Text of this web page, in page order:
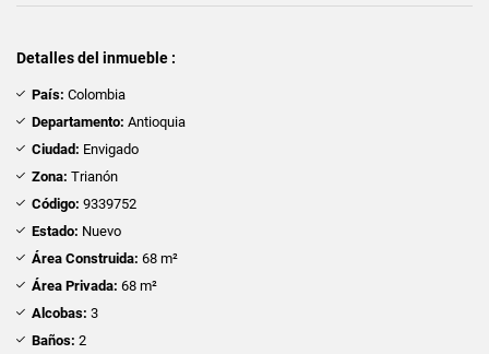
Detalles del inmueble :
País: Colombia
Departamento: Antioquia
Ciudad: Envigado
Zona: Trianón
Código: 9339752
Estado: Nuevo
Área Construida: 68 m²
Área Privada: 68 m²
Alcobas: 3
Baños: 2